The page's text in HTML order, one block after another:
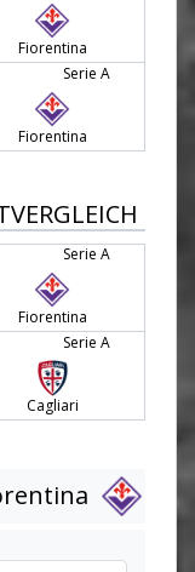
Fiorentina
Serie A
Fiorentina
Serie A
Fiorentina
Serie A
Cagliari